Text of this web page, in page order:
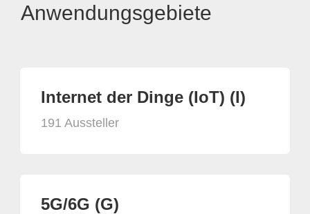
Anwendungsgebiete
Internet der Dinge (IoT) (I)
191 Aussteller
5G/6G (G)